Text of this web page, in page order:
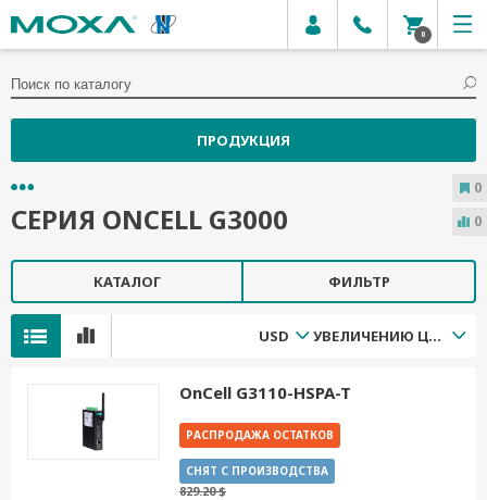
0
ПРОДУКЦИЯ
СЕРИЯ ONCELL G3000
КАТАЛОГ ФИЛЬТР
USD УВЕЛИЧЕНИЮ ЦЕНЫ
OnCell G3110-HSPA-T
РАСПРОДАЖА ОСТАТКОВ
СНЯТ С ПРОИЗВОДСТВА
829.20 $
0
0